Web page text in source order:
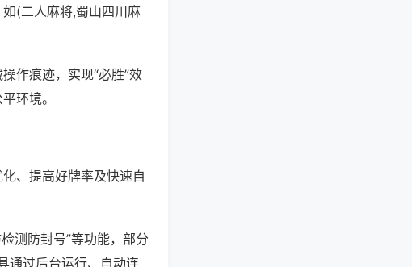
(二人麻将,蜀山四川麻
作痕迹，实现“必胜”效
环境。
、提高好牌率及快速自
测防封号”等功能，部分
通过后台运行、自动连